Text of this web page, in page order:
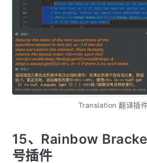
Translation 翻译插
15、Rainbow
号插件